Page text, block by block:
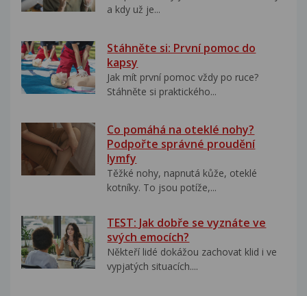
a kdy už je...
Stáhněte si: První pomoc do
kapsy
Jak mít první pomoc vždy po ruce?
Stáhněte si praktického...
Co pomáhá na oteklé nohy?
Podpořte správné proudění
lymfy
Těžké nohy, napnutá kůže, oteklé
kotníky. To jsou potíže,...
TEST: Jak dobře se vyznáte ve
svých emocích?
Někteří lidé dokážou zachovat klid i ve
vypjatých situacích....